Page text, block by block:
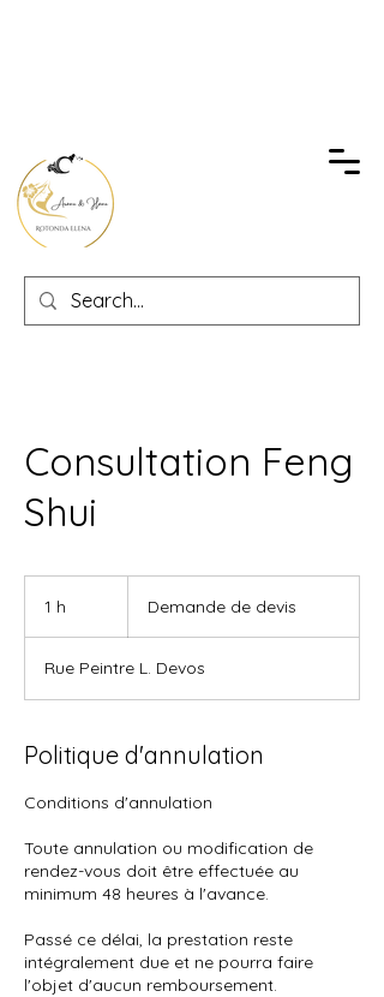
Consultation Feng
Shui
1 h
devisDemande de devis
Rue Peintre L. Devos
Politique d'annulation
Conditions d'annulation
Toute annulation ou modification de
rendez-vous doit être effectuée au
minimum 48 heures à l'avance.
Passé ce délai, la prestation reste
intégralement due et ne pourra faire
l'objet d'aucun remboursement.